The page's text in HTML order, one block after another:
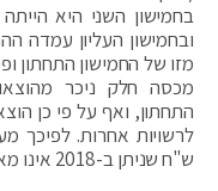
מכסה חלק ניכר
התחתון, ואף על פי כן
ש"ח שניתן ב-2018 אינו מאפשר צמצום של הפערים.